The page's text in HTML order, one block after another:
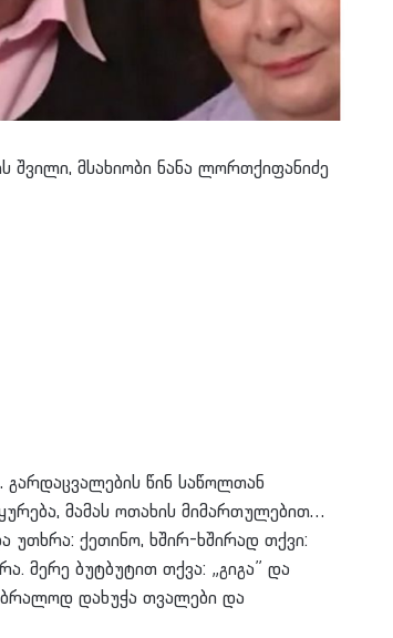
შვილი, მსახიობი ნანა ლორთქიფანიძე
გარდაცვალების წინ საწოლთან
მამას ოთახის მიმართულებით…
უთხრა: ქეთინო, ხშირ-ხშირად თქვი:
მერე ბუტბუტით თქვა: „გიგა” და
დახუჭა თვალები და